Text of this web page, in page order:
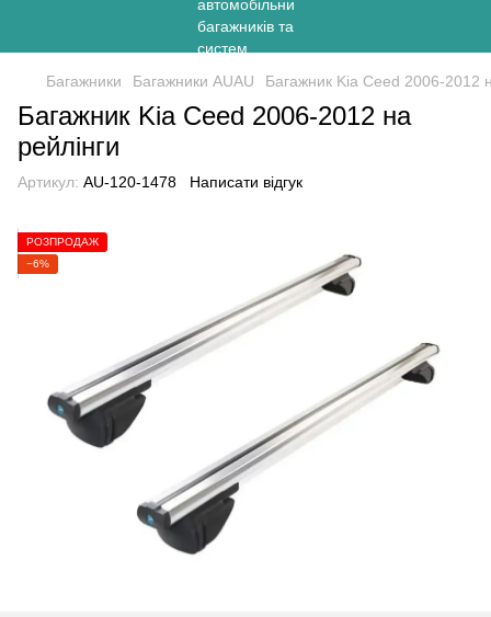
Багажники Багажники AUAU Багажник Kia Ceed 2006-2012
Багажник Kia Ceed 2006-2012 на
рейлінги
Артикул: AU-120-1478 Написати відгук
РОЗПРОДАЖ
−6%